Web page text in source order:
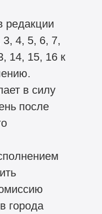
редакции
4, 5, 6, 7,
14, 15, 16 к
в силу
после
города